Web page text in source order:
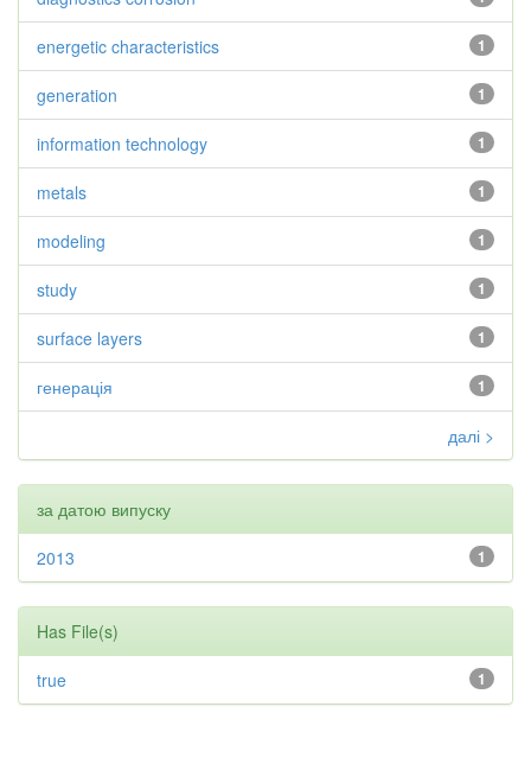
1
energetic characteristics
1
generation
1
information technology
1
metals
1
modeling
1
study
1
surface layers
1
генерація
далі >
за датою випуску
1
2013
Has File(s)
1
true